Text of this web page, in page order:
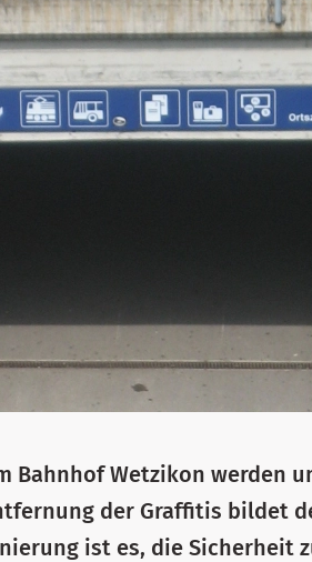
Bahnhof Wetzikon werden
der Graffitis bildet
ist es, die Sicherheit